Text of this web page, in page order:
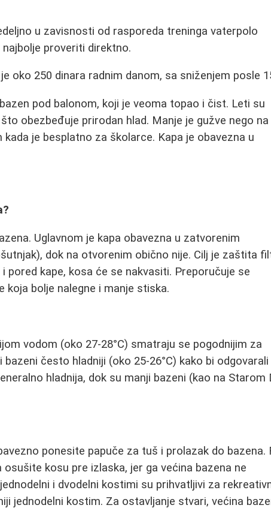
u zavisnosti od rasporeda treninga vaterpolo
proveriti direktno.
oko 250 dinara radnim danom, sa sniženjem posle
pod balonom, koji je veoma topao i čist. Leti su
obezbeđuje prirodan hlad. Manje je gužve nego na
je besplatno za školarce. Kapa je obavezna u
Uglavnom je kapa obavezna u zatvorenim
dok na otvorenim obično nije. Cilj je zaštita
pored kape, kosa će se nakvasiti. Preporučuje se
koja bolje nalegne i manje stiska.
vodom (oko 27-28°C) smatraju se pogodnijim za
često hladniji (oko 25-26°C) kako bi odgovarali
hladnija, dok su manji bazeni (kao na Starom
ponesite papuče za tuš i prolazak do bazena.
kosu pre izlaska, jer ga većina bazena ne
i dvodelni kostimi su prihvatljivi za
jednodelni kostim. Za ostavljanje stvari, većina